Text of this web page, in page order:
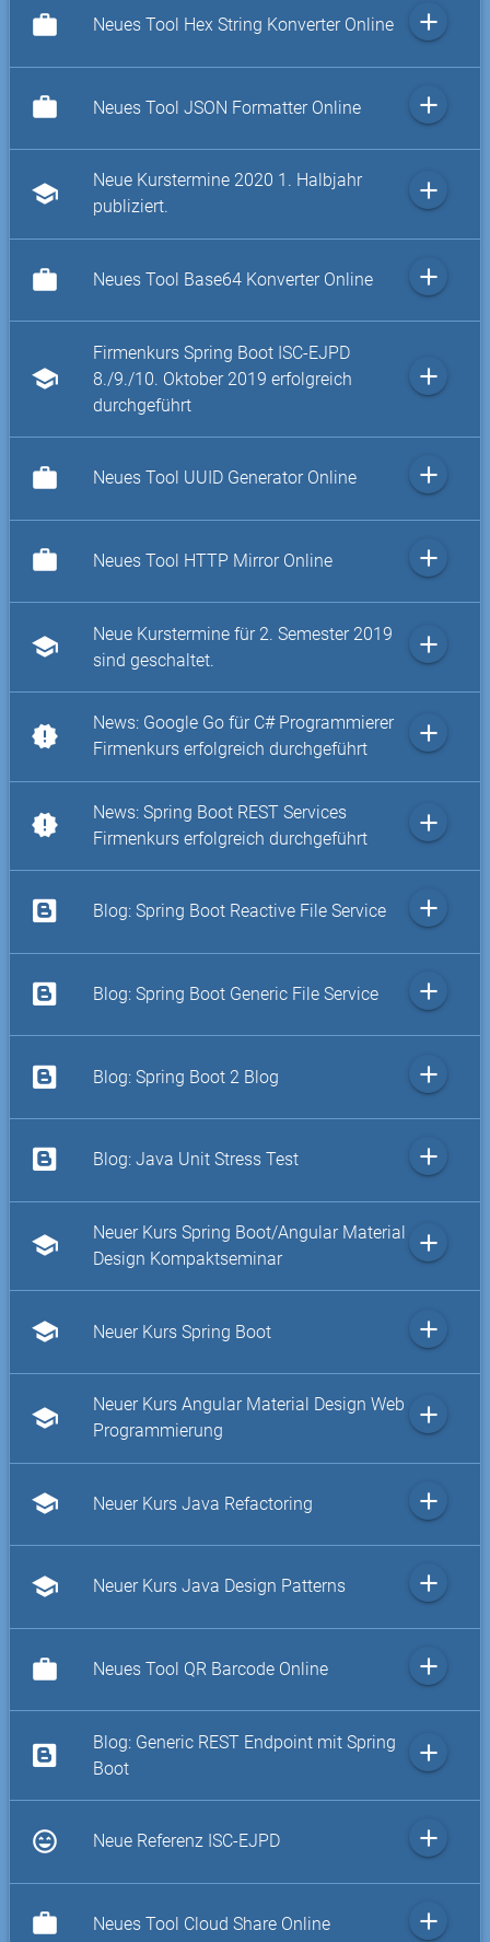
work Neues Tool Hex String Konverter Online add
work Neues Tool JSON Formatter Online add
school
Neue Kurstermine 2020 1. Halbjahr
publiziert.
add
work Neues Tool Base64 Konverter Online add
school
Firmenkurs Spring Boot ISC-EJPD
8./9./10. Oktober 2019 erfolgreich
durchgeführt
add
work Neues Tool UUID Generator Online add
work Neues Tool HTTP Mirror Online add
school
Neue Kurstermine für 2. Semester 2019
sind geschaltet.
add
new_releases
News: Google Go für C# Programmierer
Firmenkurs erfolgreich durchgeführt
add
new_releases
News: Spring Boot REST Services
Firmenkurs erfolgreich durchgeführt
add
Blog: Spring Boot Reactive File Service add
Blog: Spring Boot Generic File Service add
Blog: Spring Boot 2 Blog add
Blog: Java Unit Stress Test add
school
Neuer Kurs Spring Boot/Angular Material
Design Kompaktseminar
add
school Neuer Kurs Spring Boot add
school
Neuer Kurs Angular Material Design Web
Programmierung
add
school Neuer Kurs Java Refactoring add
school Neuer Kurs Java Design Patterns add
work Neues Tool QR Barcode Online add
Blog: Generic REST Endpoint mit Spring
Boot
add
sentiment_very_satisfied Neue Referenz ISC-EJPD add
work Neues Tool Cloud Share Online add